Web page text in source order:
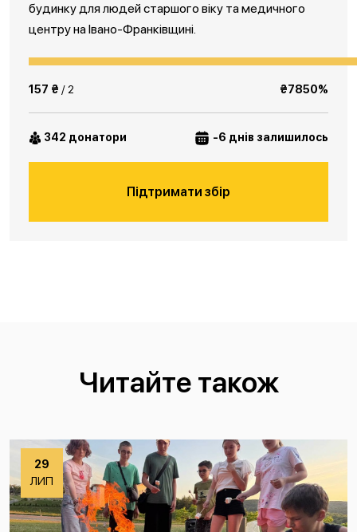
будинку для людей старшого віку та медичного
центру на Івано-Франківщині.
157 ₴ / 2 ₴7850%
342 донатори -6 днів залишилось
Підтримати збір
Читайте також
29
ЛИП